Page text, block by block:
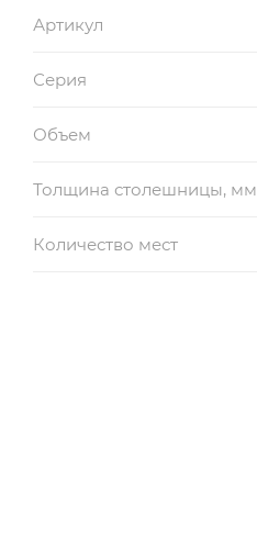
Артикул
Серия
Объем
Толщина столешницы, мм
Количество мест